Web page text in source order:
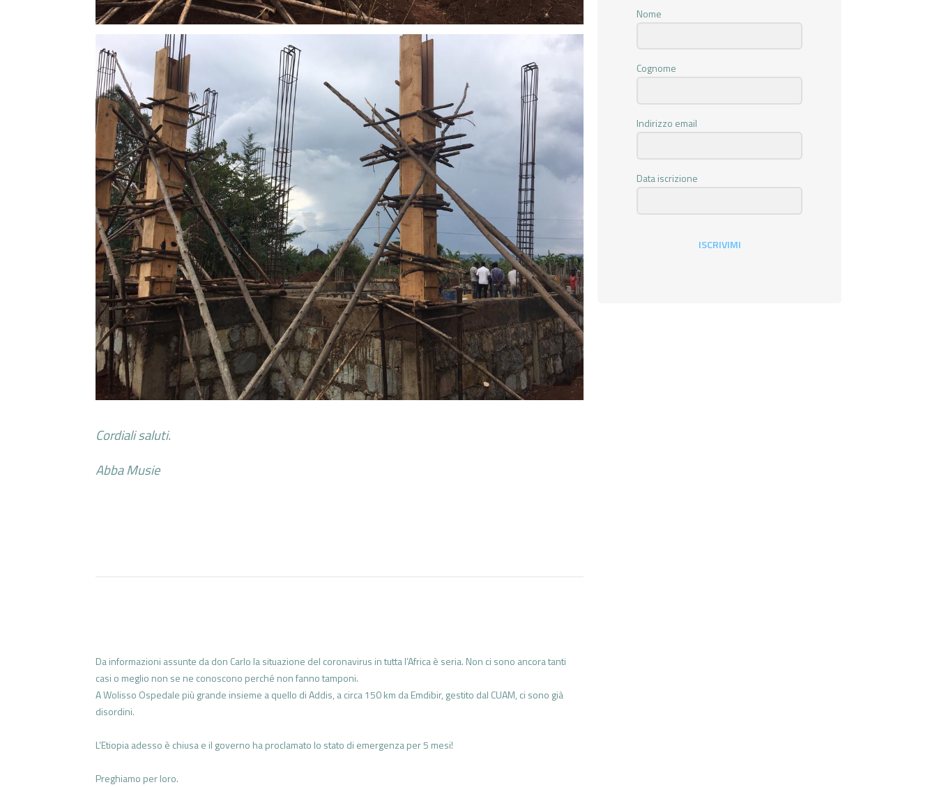
Cordiali saluti.
Abba Musie
Da informazioni assunte da don Carlo la situazione del coronavirus in tutta l’Africa è seria. Non ci sono ancora tanti
casi o meglio non se ne conoscono perché non fanno tamponi.
A Wolisso Ospedale più grande insieme a quello di Addis, a circa 150 km da Emdibir, gestito dal CUAM, ci sono già
disordini.
L’Etiopia adesso è chiusa e il governo ha proclamato lo stato di emergenza per 5 mesi!
Preghiamo per loro.
Nome
Cognome
Indirizzo email
Data iscrizione
ISCRIVIMI